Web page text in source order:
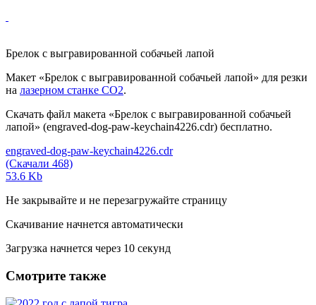
Брелок с выгравированной собачьей лапой
Макет «Брелок с выгравированной собачьей лапой» для резки
на лазерном станке СО2.
Скачать файл макета «Брелок с выгравированной собачьей
лапой» (engraved-dog-paw-keychain4226.cdr) бесплатно.
engraved-dog-paw-keychain4226.cdr
(Скачали 468)
53.6 Kb
Не закрывайте и не перезагружайте страницу
Скачивание начнется автоматически
Загрузка начнется через 10 секунд
Смотрите также